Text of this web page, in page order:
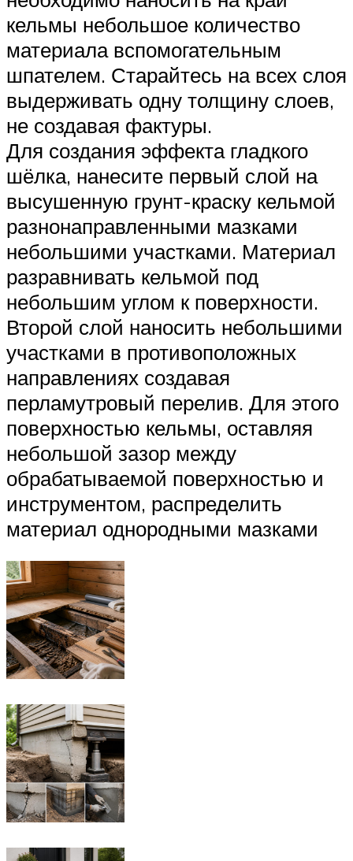
кельмы небольшое количество
материала вспомогательным
шпателем. Старайтесь на всех слоя
выдерживать одну толщину слоев,
не создавая фактуры.
Для создания эффекта гладкого
шёлка, нанесите первый слой на
высушенную грунт-краску кельмой
разнонаправленными мазками
небольшими участками. Материал
разравнивать кельмой под
небольшим углом к поверхности.
Второй слой наносить небольшими
участками в противоположных
направлениях создавая
перламутровый перелив. Для этого
поверхностью кельмы, оставляя
небольшой зазор между
обрабатываемой поверхностью и
инструментом, распределить
материал однородными мазками